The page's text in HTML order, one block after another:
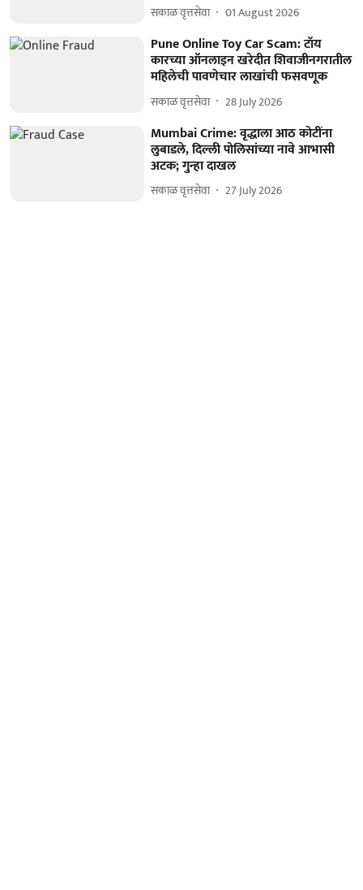
सकाळ वृत्तसेवा 01 August 2026
Pune Online Toy Car Scam: टॉय
कारच्या ऑनलाइन खरेदीत शिवाजीनगरातील
महिलेची पावणेचार लाखांची फसवणूक
सकाळ वृत्तसेवा 28 July 2026
Mumbai Crime: वृद्धाला आठ कोटींना
लुबाडले, दिल्ली पोलिसांच्या नावे आभासी
अटक; गुन्हा दाखल
सकाळ वृत्तसेवा 27 July 2026